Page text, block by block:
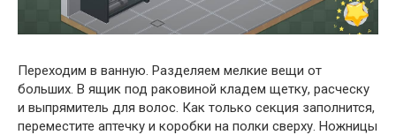
Переходим в ванную. Разделяем мелкие вещи от
больших. В ящик под раковиной кладем щетку, расческу
и выпрямитель для волос. Как только секция заполнится,
переместите аптечку и коробки на полки сверху. Ножницы